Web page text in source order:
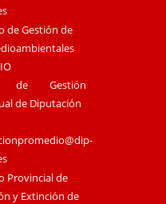
de Gestión de
de Gestión
de Diputación
Provincial de
y Extinción de